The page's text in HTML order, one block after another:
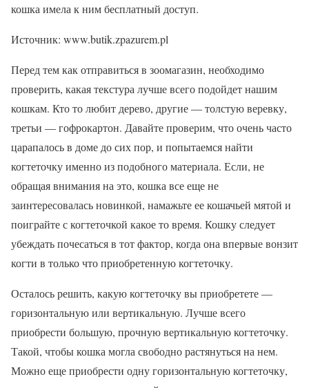
кошка имела к ним бесплатный доступ.
Источник: www.butik.zpazurem.pl
Перед тем как отправиться в зоомагазин, необходимо
проверить, какая текстура лучше всего подойдет нашим
кошкам. Кто то любит дерево, другие — толстую веревку,
третьи — гофрокартон. Давайте проверим, что очень часто
царапалось в доме до сих пор, и попытаемся найти
когтеточку именно из подобного материала. Если, не
обращая внимания на это, кошка все еще не
заинтересовалась новинкой, намажьте ее кошачьей мятой и
поиграйте с когтеточкой какое то время. Кошку следует
убеждать почесаться в тот фактор, когда она впервые вонзит
когти в только что приобретенную когтеточку.
Осталось решить, какую когтеточку вы приобретете —
горизонтальную или вертикальную. Лучше всего
приобрести большую, прочную вертикальную когтеточку.
Такой, чтобы кошка могла свободно растянуться на нем.
Можно еще приобрести одну горизонтальную когтеточку,